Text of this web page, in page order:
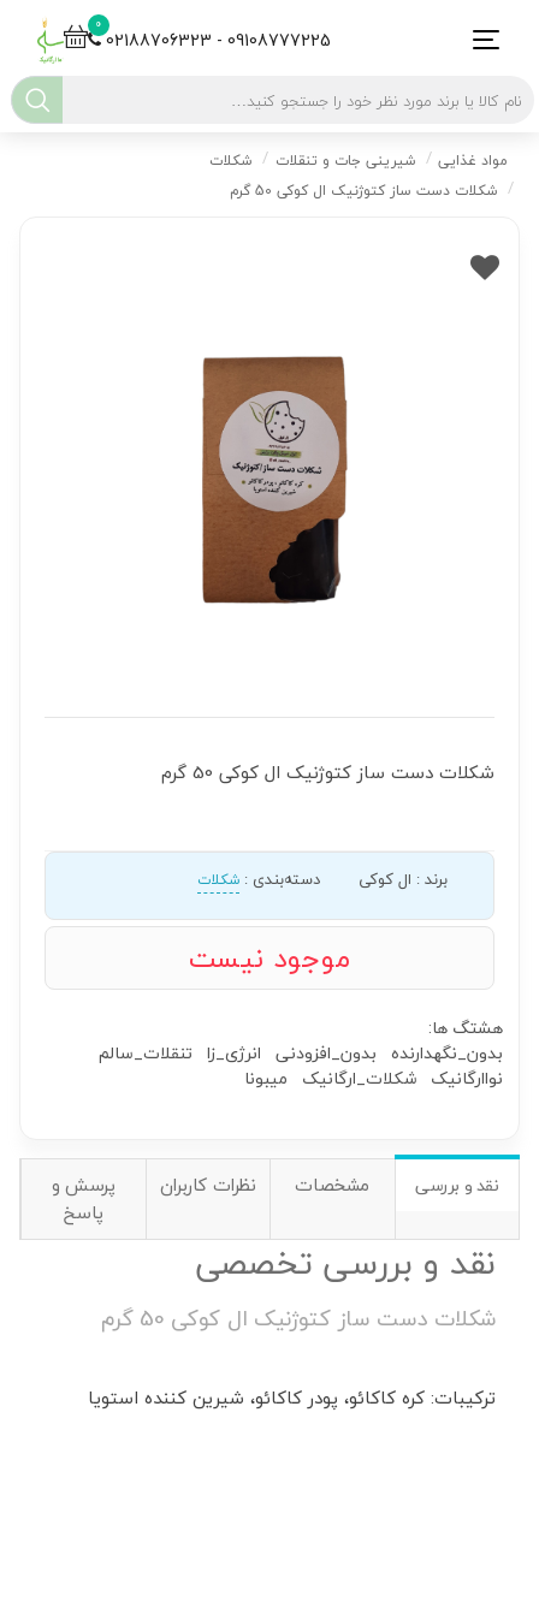
0
02188706323 - 09108777225
مواد غذایی شیرینی جات و تنقلات
شکلات
شکلات دست ساز کتوژنیک ال کوکی 50 گرم
شکلات دست ساز کتوژنیک ال کوکی 50 گرم
برند: ال کوکی دسته‌بندی : شکلات
موجود نیست
هشتگ ها:
بدون_نگهدارنده بدون_افزودنی انرژی_زا تنقلات_سالم
نواارگانیک شکلات_ارگانیک میبونا
نقد و بررسی مشخصات نظرات کاربران
پرسش و
پاسخ
نقد و بررسی تخصصی
شکلات دست ساز کتوژنیک ال کوکی 50 گرم
ترکیبات: کره کاکائو، پودر کاکائو، شیرین کننده استویا